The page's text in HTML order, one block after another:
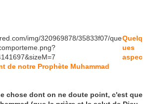
Quelq
ues
aspec
de notre Prophète Muhammad
dont on ne doute point, c'est que